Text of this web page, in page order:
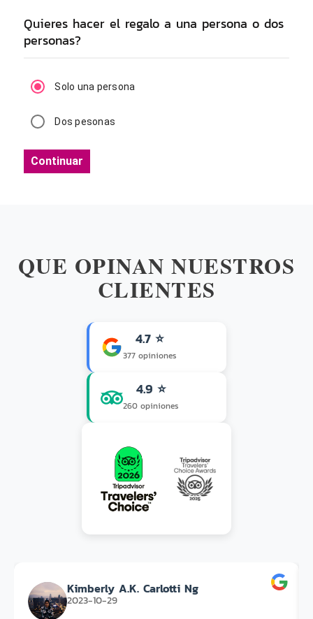
Quieres hacer el regalo a una persona o dos
personas?
Solo una persona
Dos pesonas
Continuar
QUE OPINAN NUESTROS
CLIENTES
4.7 ⭐
377 opiniones
4.9 ⭐
260 opiniones
Kimberly A.K. Carlotti Ng
2023-10-29